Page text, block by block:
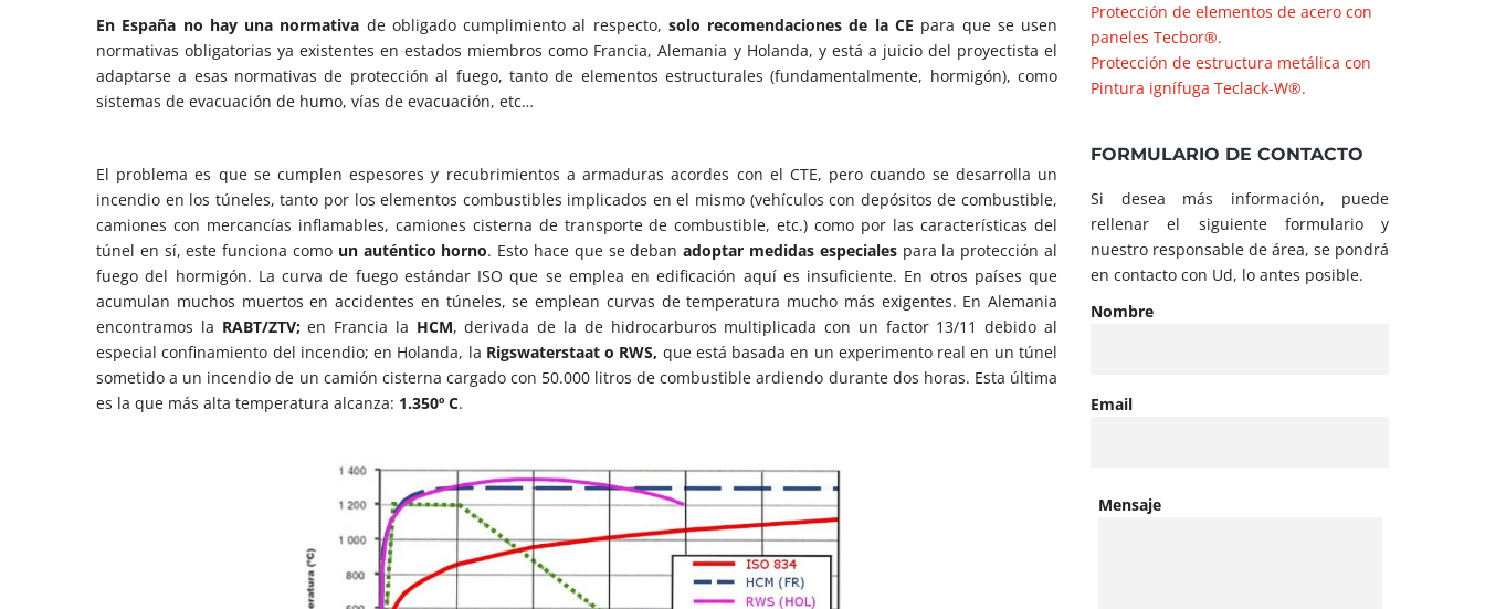
En España no hay una normativa de obligado cumplimiento al respecto, solo recomendaciones de la CE para que se usen
normativas obligatorias ya existentes en estados miembros como Francia, Alemania y Holanda, y está a juicio del proyectista el
adaptarse a esas normativas de protección al fuego, tanto de elementos estructurales (fundamentalmente, hormigón), como
sistemas de evacuación de humo, vías de evacuación, etc…
El problema es que se cumplen espesores y recubrimientos a armaduras acordes con el CTE, pero cuando se desarrolla un
incendio en los túneles, tanto por los elementos combustibles implicados en el mismo (vehículos con depósitos de combustible,
camiones con mercancías inflamables, camiones cisterna de transporte de combustible, etc.) como por las características del
túnel en sí, este funciona como un auténtico horno. Esto hace que se debanadoptar medidas especialespara la protección al
fuego del hormigón. La curva de fuego estándar ISO que se emplea en edificación aquí es insuficiente. En otros países que
acumulan muchos muertos en accidentes en túneles, se emplean curvas de temperatura mucho más exigentes. En Alemania
encontramos la RABT/ZTV;en Francia la HCM, derivada de la de hidrocarburos multiplicada con un factor 13/11 debido al
especial confinamiento del incendio; en Holanda, la Rigswaterstaat o RWS, que está basada en un experimento real en un túnel
sometido a un incendio de un camión cisterna cargado con 50.000 litros de combustible ardiendo durante dos horas. Esta última
es la que más alta temperatura alcanza: 1.350º C.
Protección de elementos de acero con
paneles Tecbor®.
Protección de estructura metálica con
Pintura ignífuga Teclack-W®.
FORMULARIO DE CONTACTO
Si desea más información, puede
rellenar el siguiente formulario y
nuestro responsable de área, se pondrá
en contacto con Ud, lo antes posible.
Nombre
Email
Mensaje